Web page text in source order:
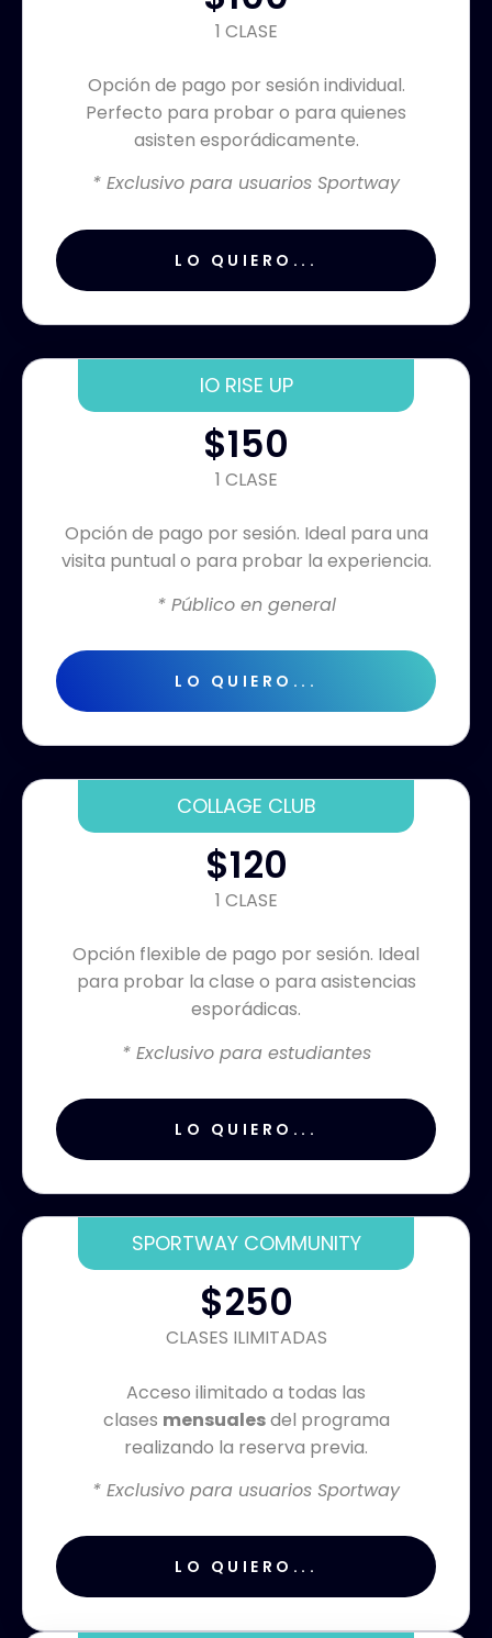
1 CLASE
Opción de pago por sesión individual.
Perfecto para probar o para quienes
asisten esporádicamente.
* Exclusivo para usuarios Sportway
LO QUIERO...
IO RISE UP
$150
1 CLASE
Opción de pago por sesión. Ideal para una
visita puntual o para probar la experiencia.
* Público en general
LO QUIERO...
COLLAGE CLUB
$120
1 CLASE
Opción flexible de pago por sesión. Ideal
para probar la clase o para asistencias
esporádicas.
* Exclusivo para estudiantes
LO QUIERO...
SPORTWAY COMMUNITY
$250
CLASES ILIMITADAS
Acceso ilimitado a todas las
clases mensualesdel programa
realizando la reserva previa.
* Exclusivo para usuarios Sportway
LO QUIERO...